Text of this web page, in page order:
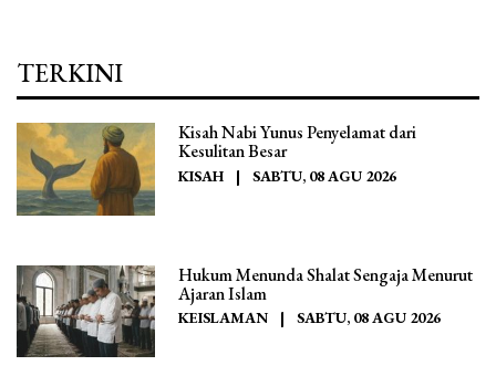
TERKINI
Kisah Nabi Yunus Penyelamat dari
Kesulitan Besar
KISAH | SABTU, 08 AGU 2026
Hukum Menunda Shalat Sengaja Menurut
Ajaran Islam
KEISLAMAN | SABTU, 08 AGU 2026